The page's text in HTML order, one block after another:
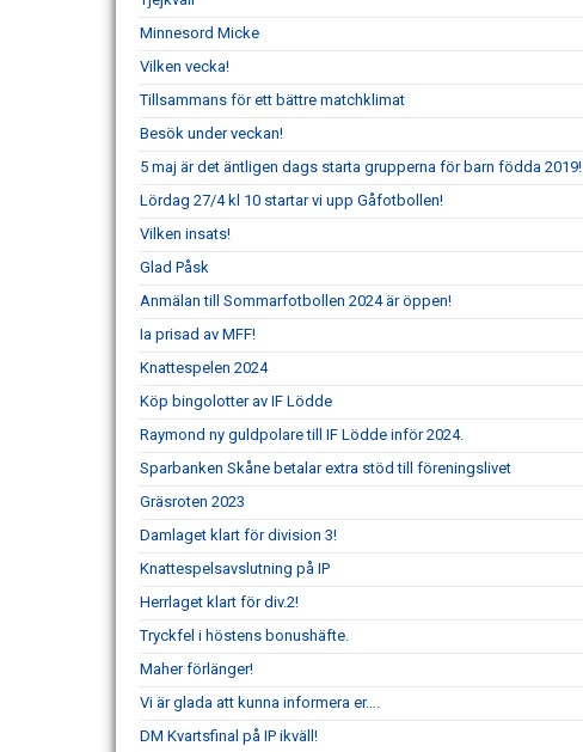
Minnesord Micke
Vilken vecka!
Tillsammans för ett bättre matchklimat
Besök under veckan!
5 maj är det äntligen dags starta grupperna för barn födda 2019!
Lördag 27/4 kl 10 startar vi upp Gåfotbollen!
Vilken insats!
Glad Påsk
Anmälan till Sommarfotbollen 2024 är öppen!
Ia prisad av MFF!
Knattespelen 2024
Köp bingolotter av IF Lödde
Raymond ny guldpolare till IF Lödde inför 2024.
Sparbanken Skåne betalar extra stöd till föreningslivet
Gräsroten 2023
Damlaget klart för division 3!
Knattespelsavslutning på IP
Herrlaget klart för div.2!
Tryckfel i höstens bonushäfte.
Maher förlänger!
Vi är glada att kunna informera er….
DM Kvartsfinal på IP ikväll!